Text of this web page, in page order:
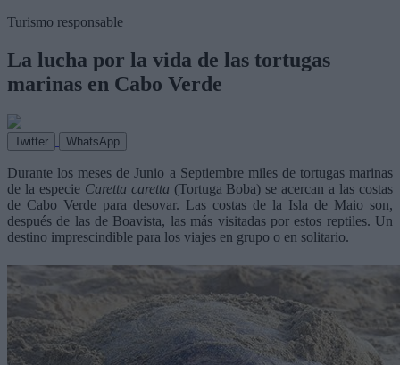
Turismo responsable
La lucha por la vida de las tortugas
marinas en Cabo Verde
Twitter WhatsApp
Durante los meses de Junio a Septiembre miles de tortugas marinas
de la especie Caretta caretta (Tortuga Boba) se acercan a las costas
de Cabo Verde para desovar. Las costas de la Isla de Maio son,
después de las de Boavista, las más visitadas por estos reptiles. Un
destino imprescindible para los viajes en grupo o en solitario.